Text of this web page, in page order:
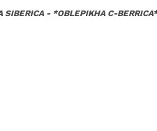
SIBERICA - *OBLEPIKHA C-